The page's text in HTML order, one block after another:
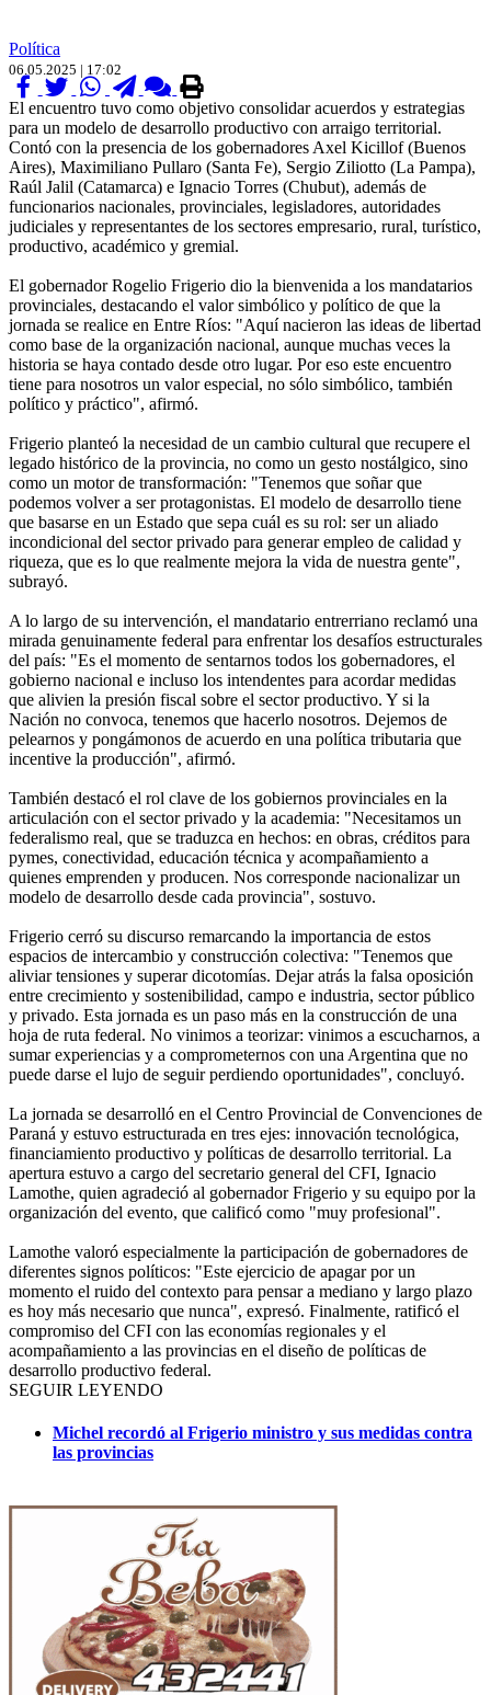
Política
06.05.2025 | 17:02
El encuentro tuvo como objetivo consolidar acuerdos y estrategias
para un modelo de desarrollo productivo con arraigo territorial.
Contó con la presencia de los gobernadores Axel Kicillof (Buenos
Aires), Maximiliano Pullaro (Santa Fe), Sergio Ziliotto (La Pampa),
Raúl Jalil (Catamarca) e Ignacio Torres (Chubut), además de
funcionarios nacionales, provinciales, legisladores, autoridades
judiciales y representantes de los sectores empresario, rural, turístico,
productivo, académico y gremial.
El gobernador Rogelio Frigerio dio la bienvenida a los mandatarios
provinciales, destacando el valor simbólico y político de que la
jornada se realice en Entre Ríos: "Aquí nacieron las ideas de libertad
como base de la organización nacional, aunque muchas veces la
historia se haya contado desde otro lugar. Por eso este encuentro
tiene para nosotros un valor especial, no sólo simbólico, también
político y práctico", afirmó.
Frigerio planteó la necesidad de un cambio cultural que recupere el
legado histórico de la provincia, no como un gesto nostálgico, sino
como un motor de transformación: "Tenemos que soñar que
podemos volver a ser protagonistas. El modelo de desarrollo tiene
que basarse en un Estado que sepa cuál es su rol: ser un aliado
incondicional del sector privado para generar empleo de calidad y
riqueza, que es lo que realmente mejora la vida de nuestra gente",
subrayó.
A lo largo de su intervención, el mandatario entrerriano reclamó una
mirada genuinamente federal para enfrentar los desafíos estructurales
del país: "Es el momento de sentarnos todos los gobernadores, el
gobierno nacional e incluso los intendentes para acordar medidas
que alivien la presión fiscal sobre el sector productivo. Y si la
Nación no convoca, tenemos que hacerlo nosotros. Dejemos de
pelearnos y pongámonos de acuerdo en una política tributaria que
incentive la producción", afirmó.
También destacó el rol clave de los gobiernos provinciales en la
articulación con el sector privado y la academia: "Necesitamos un
federalismo real, que se traduzca en hechos: en obras, créditos para
pymes, conectividad, educación técnica y acompañamiento a
quienes emprenden y producen. Nos corresponde nacionalizar un
modelo de desarrollo desde cada provincia", sostuvo.
Frigerio cerró su discurso remarcando la importancia de estos
espacios de intercambio y construcción colectiva: "Tenemos que
aliviar tensiones y superar dicotomías. Dejar atrás la falsa oposición
entre crecimiento y sostenibilidad, campo e industria, sector público
y privado. Esta jornada es un paso más en la construcción de una
hoja de ruta federal. No vinimos a teorizar: vinimos a escucharnos, a
sumar experiencias y a comprometernos con una Argentina que no
puede darse el lujo de seguir perdiendo oportunidades", concluyó.
La jornada se desarrolló en el Centro Provincial de Convenciones de
Paraná y estuvo estructurada en tres ejes: innovación tecnológica,
financiamiento productivo y políticas de desarrollo territorial. La
apertura estuvo a cargo del secretario general del CFI, Ignacio
Lamothe, quien agradeció al gobernador Frigerio y su equipo por la
organización del evento, que calificó como "muy profesional".
Lamothe valoró especialmente la participación de gobernadores de
diferentes signos políticos: "Este ejercicio de apagar por un
momento el ruido del contexto para pensar a mediano y largo plazo
es hoy más necesario que nunca", expresó. Finalmente, ratificó el
compromiso del CFI con las economías regionales y el
acompañamiento a las provincias en el diseño de políticas de
desarrollo productivo federal.
SEGUIR LEYENDO
Michel recordó al Frigerio ministro y sus medidas contra
las provincias